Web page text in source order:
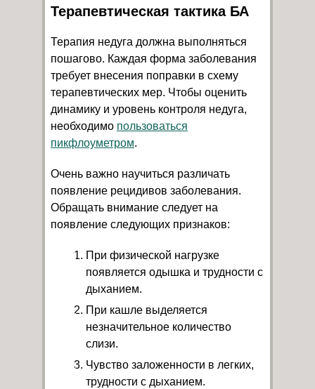
Терапевтическая тактика БА
Терапия недуга должна выполняться
пошагово. Каждая форма заболевания
требует внесения поправки в схему
терапевтических мер. Чтобы оценить
динамику и уровень контроля недуга,
необходимо пользоваться
пикфлоуметром.
Очень важно научиться различать
появление рецидивов заболевания.
Обращать внимание следует на
появление следующих признаков:
При физической нагрузке
появляется одышка и трудности с
дыханием.
При кашле выделяется
незначительное количество
слизи.
Чувство заложенности в легких,
трудности с дыханием.